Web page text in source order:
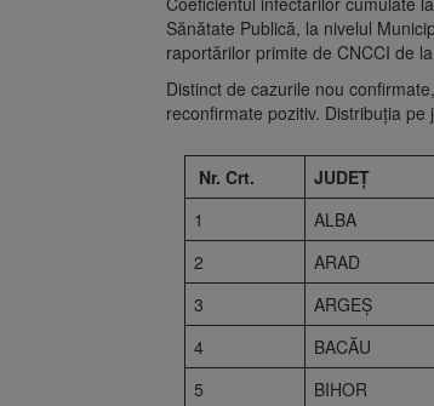
Sănătate Publică, la nivelul
raportărilor primite de CNCCI de
Distinct de cazurile nou
reconfirmate pozitiv. Distribuția
Nr. Crt. JUDEȚ
1
ALBA
2
ARAD
3
ARGEŞ
4
BACĂU
5
BIHOR